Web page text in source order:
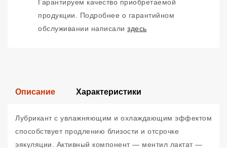
Гарантируем качество приобретаемой
продукции. Подробнее о гарантийном
обслуживании написали здесь
Описание Характеристики
Лубрикант с увлажняющим и охлаждающим эффектом
способствует продлению близости и отсрочке
эякуляции. Активный компонент — ментил лактат —